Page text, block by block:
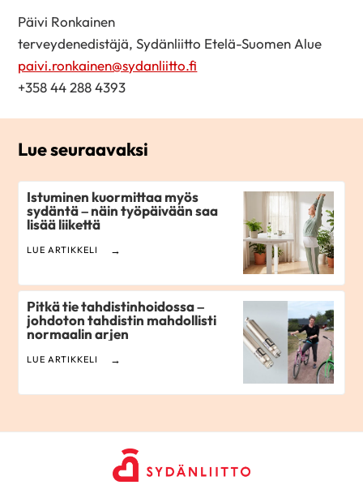
Päivi Ronkainen
terveydenedistäjä, Sydänliitto Etelä-Suomen Alue
paivi.ronkainen@sydanliitto.fi
+358 44 288 4393
Lue seuraavaksi
Istuminen kuormittaa myös
sydäntä – näin työpäivään saa
lisää liikettä
LUE ARTIKKELI
Pitkä tie tahdistinhoidossa –
johdoton tahdistin mahdollisti
normaalin arjen
LUE ARTIKKELI